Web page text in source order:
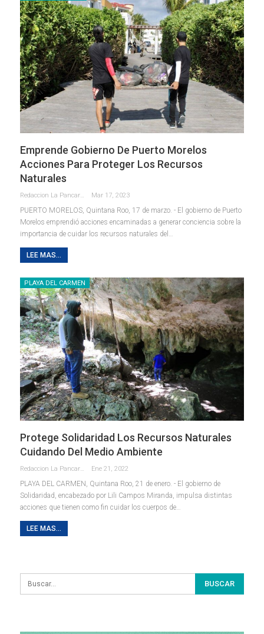
Emprende Gobierno De Puerto Morelos
Acciones Para Proteger Los Recursos
Naturales
Redaccion La Pancarta De Quintana Roo Mar 17, 2023
PUERTO MORELOS, Quintana Roo, 17 de marzo. - El gobierno de Puerto
Morelos emprendió acciones encaminadas a generar conciencia sobre la
importancia de cuidar los recursos naturales del …
LEE MAS...
PLAYA DEL CARMEN
Protege Solidaridad Los Recursos Naturales
Cuidando Del Medio Ambiente
Redaccion La Pancarta De Quintana Roo Ene 21, 2022
PLAYA DEL CARMEN, Quintana Roo, 21 de enero. - El gobierno de
Solidaridad, encabezado por Lili Campos Miranda, impulsa distintas
acciones que tienen como fin cuidar los cuerpos de…
LEE MAS...